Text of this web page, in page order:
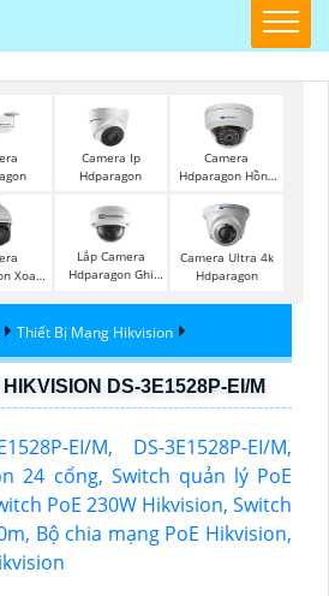
Camera Ip
Hdparagon
Camera
Hdparagon Hồng
Xoay
Lắp Camera
Hdparagon Ghi
Camera Ultra 4k
Hdparagon
Thiết Bị Mạng Hikvision
DS-3E1528P-EI/M